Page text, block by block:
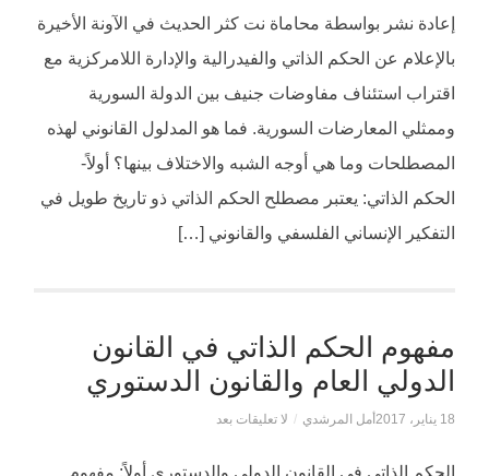
إعادة نشر بواسطة محاماة نت كثر الحديث في الآونة الأخيرة
بالإعلام عن الحكم الذاتي والفيدرالية والإدارة اللامركزية مع
اقتراب استئناف مفاوضات جنيف بين الدولة السورية
وممثلي المعارضات السورية. فما هو المدلول القانوني لهذه
المصطلحات وما هي أوجه الشبه والاختلاف بينها؟ أولاً-
الحكم الذاتي: يعتبر مصطلح الحكم الذاتي ذو تاريخ طويل في
التفكير الإنساني الفلسفي والقانوني […]
مفهوم الحكم الذاتي في القانون
الدولي العام والقانون الدستوري
18 يناير، 2017 أمل المرشدي / لا تعليقات بعد